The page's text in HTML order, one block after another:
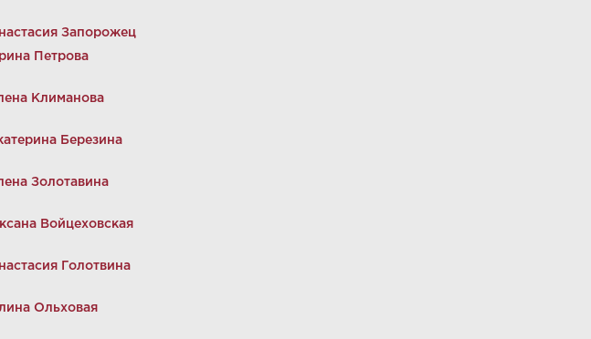
Запорожец
Петрова
Климанова
Березина
Золотавина
Войцеховская
Голотвина
Ольховая